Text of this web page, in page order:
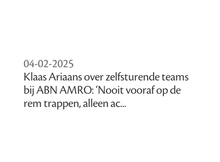
04-02-2025
Klaas Ariaans over zelfsturende teams
bij ABN AMRO: ‘Nooit vooraf op de
rem trappen, alleen ac...